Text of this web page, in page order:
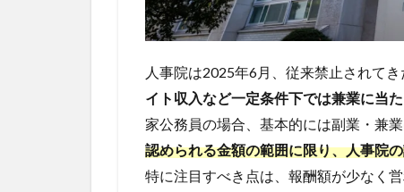
ル
ISA
6. テ
ック
キャ
ンプ
8.7
7. キ
人事院は2025年6月、従来禁止されて
イト収入など一定条件下では兼業に当た
家公務員の場合、基本的には副業・兼業
認められる金額の範囲に限り、人事院
特に注目すべき点は、報酬額が少なく